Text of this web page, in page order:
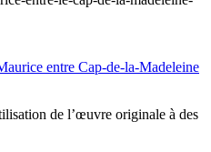
entre Cap-de-la-Madeleine
de l’œuvre originale à des